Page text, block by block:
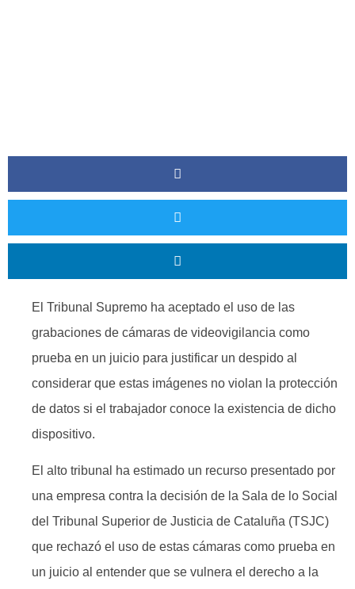
El Tribunal Supremo ha aceptado el uso de las
grabaciones de cámaras de videovigilancia como
prueba en un juicio para justificar un despido al
considerar que estas imágenes no violan la protección
de datos si el trabajador conoce la existencia de dicho
dispositivo.
El alto tribunal ha estimado un recurso presentado por
una empresa contra la decisión de la Sala de lo Social
del Tribunal Superior de Justicia de Cataluña (TSJC)
que rechazó el uso de estas cámaras como prueba en
un juicio al entender que se vulnera el derecho a la